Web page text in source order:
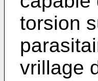
torsion
vrillage